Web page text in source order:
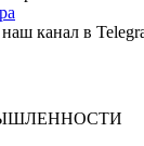
канал в